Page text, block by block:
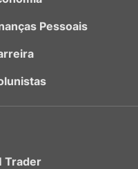
Pessoais
Trader